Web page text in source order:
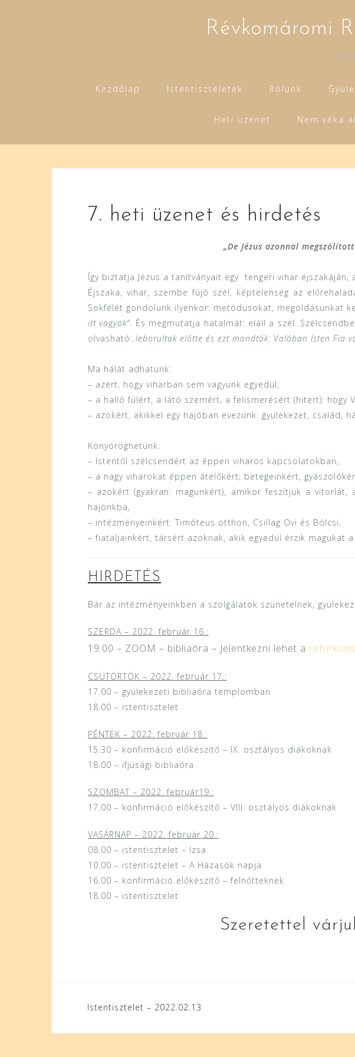
Révkomáromi
A
Kezdőlap Istentiszteletek Rólunk
Heti üzenet Nem véka
7. heti üzenet és hirdetés
„De Jézus azonnal
Így biztatja Jézus a tanítványait egy tengeri vihar
Éjszaka, vihar, szembe fújó szél, képtelenség az
Sokfélét gondolunk ilyenkor: metódusokat, megoldásunkat
itt vagyok”. És megmutatja hatalmát: eláll a szél.
olvasható: leborultak előtte és ezt mondták: Valóban Isten Fia
Ma hálát adhatunk:
– azért, hogy viharban sem vagyunk egyedül,
– a halló fülért, a látó szemért, a felismerésért (hitért): hogy
– azokért, akikkel egy hajóban evezünk: gyülekezet, család,
Könyöröghetünk:
– Istentől szélcsendért az éppen viharos kapcsolatokban,
– a nagy viharokat éppen átélőkért; betegeinkért,
– azokért (gyakran: magunkért), amikor feszítjük a vitorlát,
hajónkba,
– intézményeinkért: Timóteus otthon, Csillag Ovi és Bölcsi,
– fiataljainkért, társért azoknak, akik egyedül érzik magukat
HIRDETÉS
Bár az intézményeinkben a szolgálatok szünetelnek,
SZERDA – 2022. február 16.:
1 9.00 – ZOOM – bibliaóra – Jelentkezni lehet a
CSÜTÖRTÖK – 2022. február 17.:
17.00 – gyülekezeti bibliaóra templomban
18.00 – istentisztelet
PÉNTEK – 2022. február 18.:
15.30 – konfirmáció előkészítő – IX. osztályos diákoknak
18.00 – ifjúsági bibliaóra
SZOMBAT – 2022. február19.:
17.00 – konfirmáció előkészítő – VIII. osztályos diákoknak
VASÁRNAP – 2022. február 20.:
08.00 – istentisztelet – Izsa
10.00 – istentisztelet – A Házasok napja
16.00 – konfirmáció előkészítő – felnőtteknek
18.00 – istentisztelet
Szeretettel
Bejegyzés
navigáció
Istentisztelet – 2022.02.13